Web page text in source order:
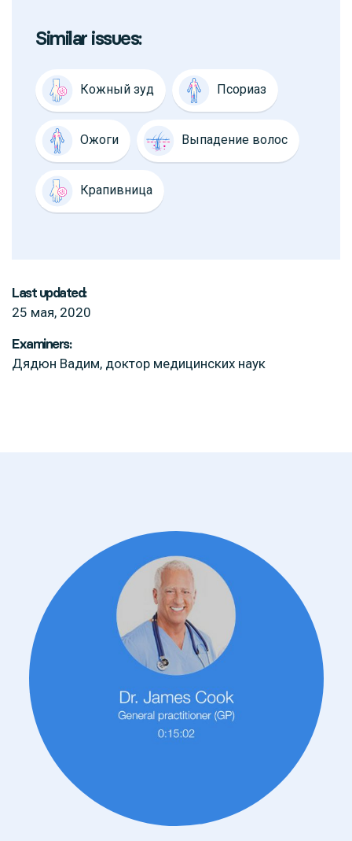
Similar issues:
Кожный зуд Псориаз
Ожоги Выпадение волос
Крапивница
Last updated:
25 мая, 2020
Examiners:
Дядюн Вадим, доктор медицинских наук